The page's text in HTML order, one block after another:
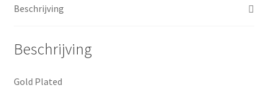
Beschrijving
Beschrijving
Gold Plated